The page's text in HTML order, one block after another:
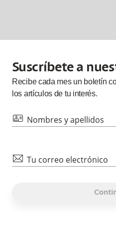
Suscríbete a
Recibe cada mesun boletín
los artículos de tu interés.
id Nombres y apellidos
mail Tu correo electrónico